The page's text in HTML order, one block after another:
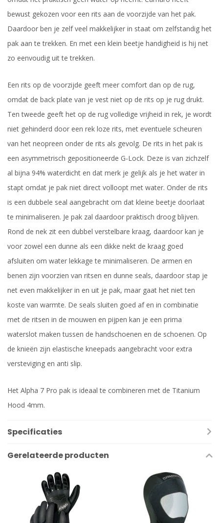
bewust gekozen voor een rits aan de voorzijde van het pak.
Daardoor ben je zelf veel makkelijker in staat om zelfstandig het
pak aan te trekken. En met een klein beetje handigheid is hij net
zo eenvoudig uit te trekken.
Een rits op de voorzijde geeft meer comfort dan op de rug,
omdat de back plate van je vest niet op de rits op je rug drukt.
Ten tweede geeft het op de rug volledige vrijheid in rek, je wordt
niet gehinderd door een rek loze rits, met eventuele scheuren
van het neopreen onder de rits als gevolg. De rits in het pak is
een asymmetrisch gepositioneerde G-Lock. Deze is van zichzelf
al bijna 94% waterdicht en dat merk je gelijk als je het water in
stapt omdat je pak niet direct volloopt met water. Onder de rits
is een dubbele seal aangebracht om dat kleine beetje doorlaat
te minimaliseren. Je pak zal daardoor praktisch droog blijven.
Rond de nek zit een dubbel verstelbare kraag, daardoor kan je
voor zowel een dunne als een dikke nekt de kraag goed
afsluiten om water lekkage te minimaliseren. De armen en
benen zijn voorzien van ritsen en dunne seals, daardoor stap je
net even makkelijker in en uit je pak, maar gaat het niet ten
koste van warmte. De seals sluiten goed af en in combinatie
met de ritsen in de mouwen en pijpen kan je een prima
waterslot maken tussen de handschoenen en de schoenen. Op
de knieën zijn elastische kneepads aangebracht voor extra
versteviging en anti slip.
Het Alpha 7 Pro pak is ideaal te combineren met de Titanium
Hood 4mm.
Specificaties
Gerelateerde producten